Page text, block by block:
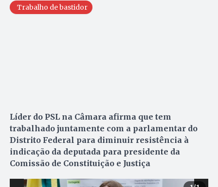
Trabalho de bastidor
Líder do PSL na Câmara afirma que tem
trabalhado juntamente com a parlamentar do
Distrito Federal para diminuir resistência à
indicação da deputada para presidente da
Comissão de Constituição e Justiça